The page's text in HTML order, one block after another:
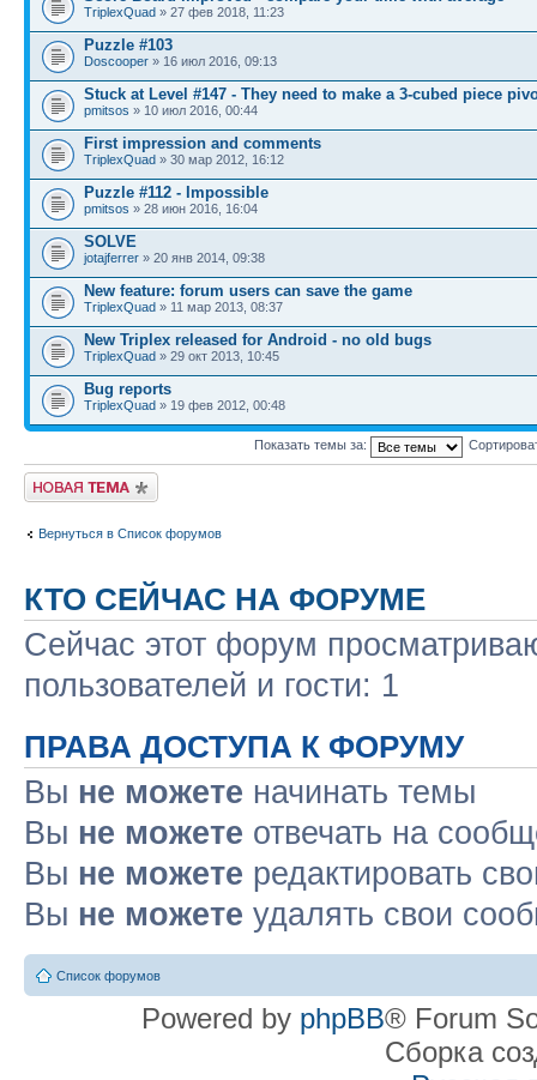
TriplexQuad » 27 фев 2018, 11:23
Puzzle #103
Doscooper » 16 июл 2016, 09:13
Stuck at Level #147 - They need to make a 3-cubed piece
pmitsos » 10 июл 2016, 00:44
First impression and comments
TriplexQuad » 30 мар 2012, 16:12
Puzzle #112 - Impossible
pmitsos » 28 июн 2016, 16:04
SOLVE
jotajferrer » 20 янв 2014, 09:38
New feature: forum users can save the game
TriplexQuad » 11 мар 2013, 08:37
New Triplex released for Android - no old bugs
TriplexQuad » 29 окт 2013, 10:45
Bug reports
TriplexQuad » 19 фев 2012, 00:48
Показать темы за:
Начать новую тему
Вернуться в Список форумов
КТО СЕЙЧАС НА ФОРУМЕ
Сейчас этот форум
пользователей и гости: 1
ПРАВА ДОСТУПА К ФОРУМУ
Вы не можете начинать темы
Вы не можете отвечать на
Вы не можете редактировать
Вы не можете удалять свои
Список форумов
Powered by phpBB® Forum
Сборка